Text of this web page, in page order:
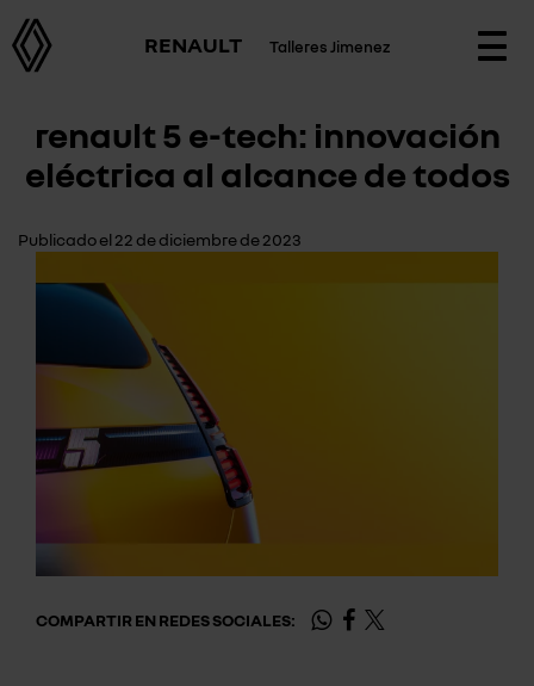
RENAULT Talleres Jimenez
renault 5 e-tech: innovación
eléctrica al alcance de todos
Publicado el 22 de diciembre de 2023
COMPARTIR EN REDES SOCIALES: